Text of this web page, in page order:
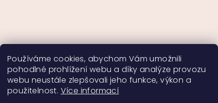
Používáme cookies, abychom Vám umožnili
pohodlné prohlížení webu a díky analýze provozu
webu neustále zlepšovali jeho funkce, výkon a
použitelnost. Více informací
Sledovat na Instagramu